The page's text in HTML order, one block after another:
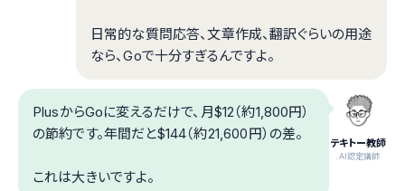
日常的な質問応答、文章作成、翻訳ぐらいの用途
なら、Goで十分すぎるんですよ。
テキトー教師
.AI認定講師
PlusからGoに変えるだけで、月$12（約1,800円）
の節約です。年間だと$144（約21,600円）の差。
これは大きいですよ。